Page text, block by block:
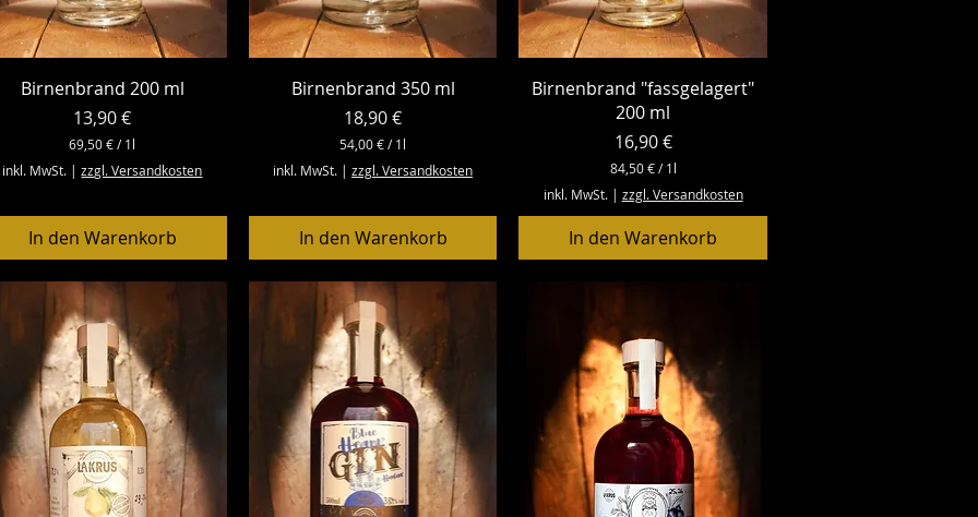
Schnellansicht
Birnenbrand 200 ml
Preis
13,90 €
69,50 € /1l
6
9
5
0
p
r
o
L
t
e
r
inkl. MwSt. |zzgl. Versandkosten
In den Warenkorb
Schnellansicht
Birnenbrand 350 ml
Preis
18,90 €
54,00 €/1l
5
4
0
0
p
r
o
1
t
e
r
inkl. MwSt. |zzgl. Versandkosten
In den Warenkorb
Schnellansicht
Birnenbrand "fassgelagert"
200 ml
Preis
16,90 €
84,50 € /1l
8
4
,
5
o
t
e
r
inkl. MwSt.| zzgl. Versandkosten
In den Warenkorb